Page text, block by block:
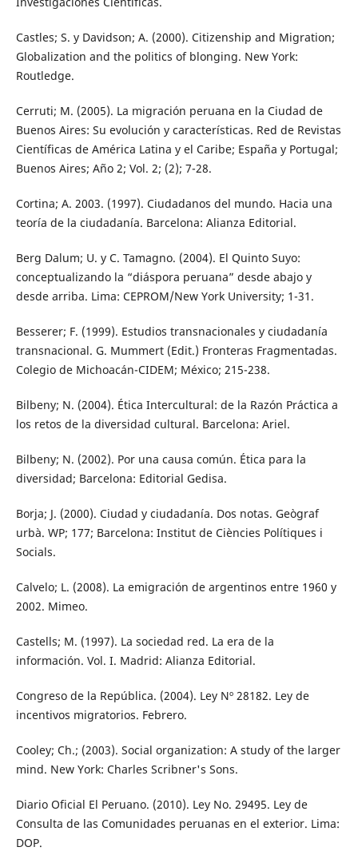
Castles; S. y Davidson; A. (2000). Citizenship and Migration;
Globalization and the politics of blonging. New York:
Routledge.
Cerruti; M. (2005). La migración peruana en la Ciudad de
Buenos Aires: Su evolución y características. Red de Revistas
Científicas de América Latina y el Caribe; España y Portugal;
Buenos Aires; Año 2; Vol. 2; (2); 7-28.
Cortina; A. 2003. (1997). Ciudadanos del mundo. Hacia una
teoría de la ciudadanía. Barcelona: Alianza Editorial.
Berg Dalum; U. y C. Tamagno. (2004). El Quinto Suyo:
conceptualizando la “diáspora peruana” desde abajo y
desde arriba. Lima: CEPROM/New York University; 1-31.
Besserer; F. (1999). Estudios transnacionales y ciudadanía
transnacional. G. Mummert (Edit.) Fronteras Fragmentadas.
Colegio de Michoacán-CIDEM; México; 215-238.
Bilbeny; N. (2004). Ética Intercultural: de la Razón Práctica a
los retos de la diversidad cultural. Barcelona: Ariel.
Bilbeny; N. (2002). Por una causa común. Ética para la
diversidad; Barcelona: Editorial Gedisa.
Borja; J. (2000). Ciudad y ciudadanía. Dos notas. Geògraf
urbà. WP; 177; Barcelona: Institut de Ciències Polítiques i
Socials.
Calvelo; L. (2008). La emigración de argentinos entre 1960 y
2002. Mimeo.
Castells; M. (1997). La sociedad red. La era de la
información. Vol. I. Madrid: Alianza Editorial.
Congreso de la República. (2004). Ley Nº 28182. Ley de
incentivos migratorios. Febrero.
Cooley; Ch.; (2003). Social organization: A study of the larger
mind. New York: Charles Scribner's Sons.
Diario Oficial El Peruano. (2010). Ley No. 29495. Ley de
Consulta de las Comunidades peruanas en el exterior. Lima:
DOP.